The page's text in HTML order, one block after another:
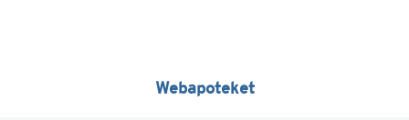
Webapoteket